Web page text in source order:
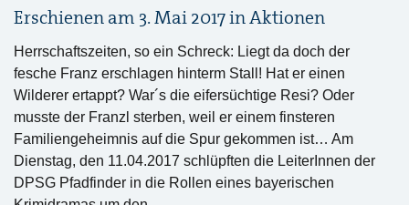
Erschienen am 3. Mai 2017 inAktionen
Herrschaftszeiten, so ein Schreck: Liegt da doch der
fesche Franz erschlagen hinterm Stall! Hat er einen
Wilderer ertappt? War´s die eifersüchtige Resi? Oder
musste der Franzl sterben, weil er einem finsteren
Familiengeheimnis auf die Spur gekommen ist… Am
Dienstag, den 11.04.2017 schlüpften die LeiterInnen der
DPSG Pfadfinder in die Rollen eines bayerischen